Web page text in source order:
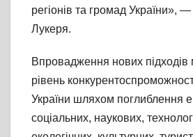
регіонів та громад України»,
Лукеря.
Впровадження нових підходів
рівень
України шляхом поглиблення
соціальних, наукових,